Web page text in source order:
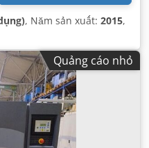
, Năm sản xuất: 2015,
Quảng cáo nhỏ